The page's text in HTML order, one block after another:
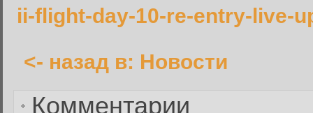
ii-flight-day-10-re-entry-live-
<- назад в: Новости
Комментарии
Забыли пароль?